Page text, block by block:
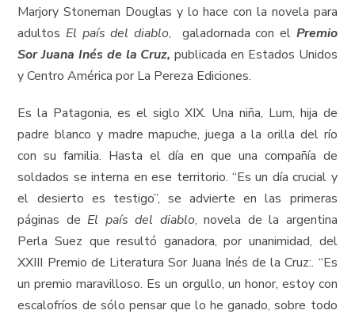
Marjory Stoneman Douglas y lo hace con la novela para
adultosEl país del diablo, galadornada con el Premio
Sor Juana Inés de la Cruz, publicada en Estados Unidos
y Centro América por La Pereza Ediciones.
Es la Patagonia, es el siglo XIX. Una niña, Lum, hija de
padre blanco y madre mapuche, juega a la orilla del río
con su familia. Hasta el día en que una compañía de
soldados se interna en ese territorio. “Es un día crucial y
el desierto es testigo”, se advierte en las primeras
páginas deEl país del diablo, novela de la argentina
Perla Suez que resultó ganadora, por unanimidad, del
XXIII Premio de Literatura Sor Juana Inés de la Cruz:. “Es
un premio maravilloso. Es un orgullo, un honor, estoy con
escalofríos de sólo pensar que lo he ganado, sobre todo